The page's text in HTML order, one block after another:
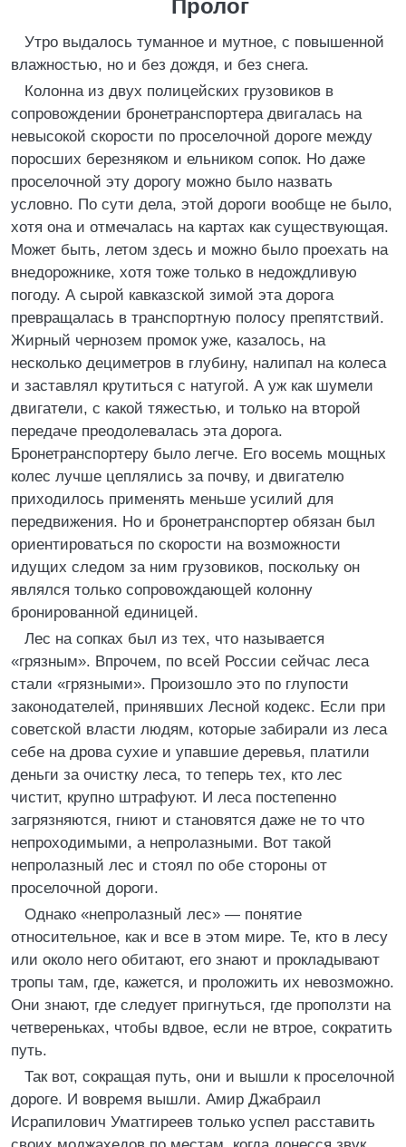
Пролог
Утро выдалось туманное и мутное, с повышенной
влажностью, но и без дождя, и без снега.
Колонна из двух полицейских грузовиков в
сопровождении бронетранспортера двигалась на
невысокой скорости по проселочной дороге между
поросших березняком и ельником сопок. Но даже
проселочной эту дорогу можно было назвать
условно. По сути дела, этой дороги вообще не было,
хотя она и отмечалась на картах как существующая.
Может быть, летом здесь и можно было проехать на
внедорожнике, хотя тоже только в недождливую
погоду. А сырой кавказской зимой эта дорога
превращалась в транспортную полосу препятствий.
Жирный чернозем промок уже, казалось, на
несколько дециметров в глубину, налипал на колеса
и заставлял крутиться с натугой. А уж как шумели
двигатели, с какой тяжестью, и только на второй
передаче преодолевалась эта дорога.
Бронетранспортеру было легче. Его восемь мощных
колес лучше цеплялись за почву, и двигателю
приходилось применять меньше усилий для
передвижения. Но и бронетранспортер обязан был
ориентироваться по скорости на возможности
идущих следом за ним грузовиков, поскольку он
являлся только сопровождающей колонну
бронированной единицей.
Лес на сопках был из тех, что называется
«грязным». Впрочем, по всей России сейчас леса
стали «грязными». Произошло это по глупости
законодателей, принявших Лесной кодекс. Если при
советской власти людям, которые забирали из леса
себе на дрова сухие и упавшие деревья, платили
деньги за очистку леса, то теперь тех, кто лес
чистит, крупно штрафуют. И леса постепенно
загрязняются, гниют и становятся даже не то что
непроходимыми, а непролазными. Вот такой
непролазный лес и стоял по обе стороны от
проселочной дороги.
Однако «непролазный лес» — понятие
относительное, как и все в этом мире. Те, кто в лесу
или около него обитают, его знают и прокладывают
тропы там, где, кажется, и проложить их невозможно.
Они знают, где следует пригнуться, где проползти на
четвереньках, чтобы вдвое, если не втрое, сократить
путь.
Так вот, сокращая путь, они и вышли к проселочной
дороге. И вовремя вышли. Амир Джабраил
Исрапилович Уматгиреев только успел расставить